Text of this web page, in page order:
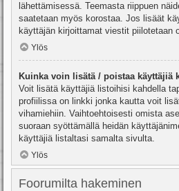
lähettämisessä. Teemasta riippuen
saatetaan myös korostaa. Jos lisäät
käyttäjän kirjoittamat viestit piilotetaan
Ylös
Kuinka voin lisätä / poistaa käyttäjiä
Voit lisätä käyttäjiä listoihisi kahdella
profiilissa on linkki jonka kautta voit
vihamiehiin. Vaihtoehtoisesti omista
suoraan syöttämällä heidän
käyttäjiä listaltasi samalta sivulta.
Ylös
Foorumilta hakeminen